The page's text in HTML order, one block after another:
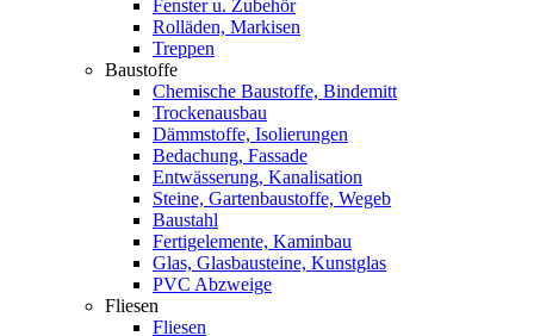
Fenster u. Zubehör
Rolläden, Markisen
Treppen
Baustoffe
Chemische Baustoffe, Bindemitt
Trockenausbau
Dämmstoffe, Isolierungen
Bedachung, Fassade
Entwässerung, Kanalisation
Steine, Gartenbaustoffe, Wegeb
Baustahl
Fertigelemente, Kaminbau
Glas, Glasbausteine, Kunstglas
PVC Abzweige
Fliesen
Fliesen